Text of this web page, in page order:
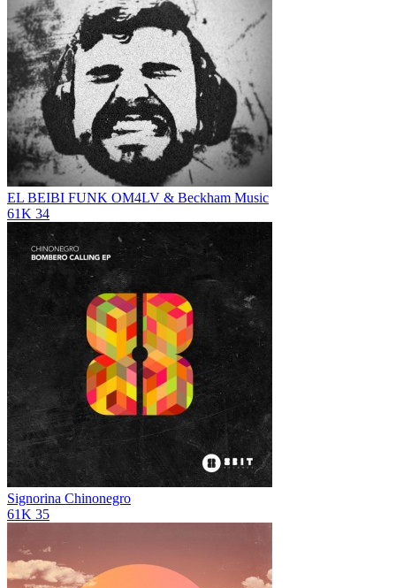
EL BEIBI FUNK OM4LV & Beckham Music
61K 34
Signorina Chinonegro
61K 35